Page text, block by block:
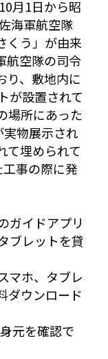
月1日から昭
海軍航空隊
くう」が由来
航空隊の司令
り、敷地内に
が設置されて
場所にあった
物展示され
て埋められて
事の際に発
ガイドアプリ
ブレットを貸
マホ、タブレ
ダウンロード
元を確認で